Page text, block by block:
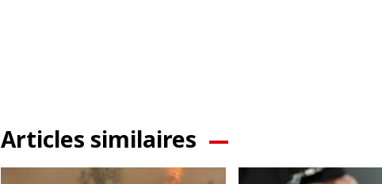
Articles similaires